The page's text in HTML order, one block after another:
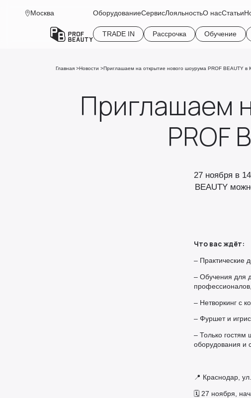
Москва ОборудованиеСервисЛояльностьО насСтатьи
TRADE IN Рассрочка Обучение
Главная Новости Приглашаем на открытие нового шоурума PROF BEAUTY в
Приглашаем
PROF
27 ноября в
BEAUTY
Что вас ждёт:
– Практические
– Обучения для
– Нетворкинг с
– Фуршет и
– Только гостям
оборудования и
📍 Краснодар,
🗓 27 ноября,